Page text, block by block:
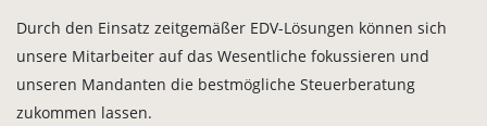
Durch den Einsatz zeitgemäßer EDV-Lösungen können sich
unsere Mitarbeiter auf das Wesentliche fokussieren und
unseren Mandanten die bestmögliche Steuerberatung
zukommen lassen.